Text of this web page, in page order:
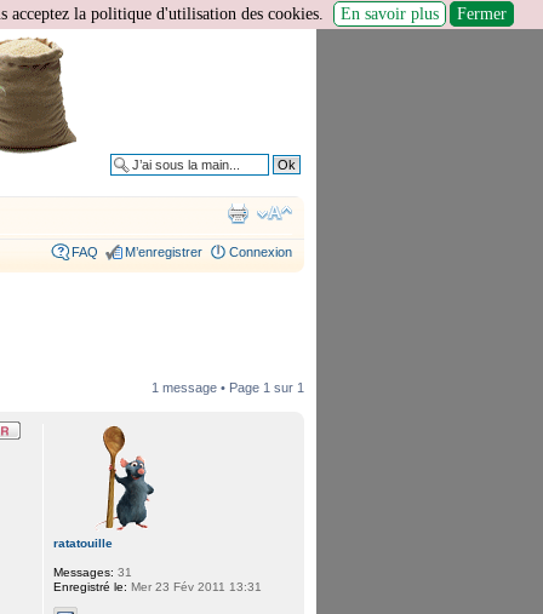
FAQ M’enregistrer Connexion
1 message • Page 1 sur 1
ratatouille
Messages: 31
Enregistré le: Mer 23 Fév 2011 13:31
acceptez la politique d'utilisation des cookies. En savoir plus Fermer